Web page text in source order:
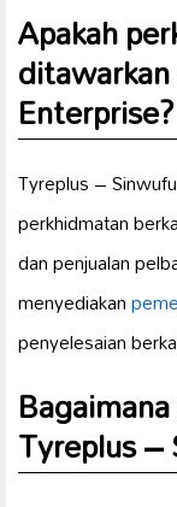
Apakah
Enterprise?
Tyreplus –
perkhidmatan
dan penjualan
menyediakan
penyelesaian
Tyreplus